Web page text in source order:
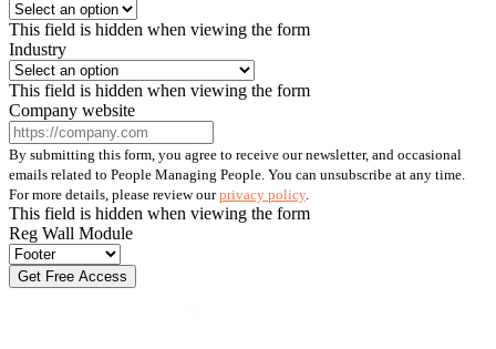
This field is hidden when viewing the form
Industry
This field is hidden when viewing the form
Company website
By submitting this form, you agree to receive our newsletter, and occasional
emails related to People Managing People. You can unsubscribe at any time.
For more details, please review ourprivacy policy.
This field is hidden when viewing the form
Reg Wall Module